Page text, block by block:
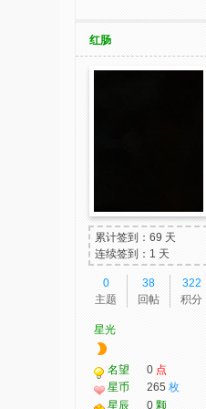
红肠
累计签到：69 天
连续签到：1 天
0
主题
38
回帖
322
积分
星光
名望 0 点
星币
265 枚
星辰
0 颗